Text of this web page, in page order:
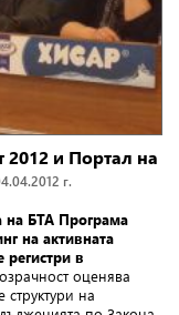
2012 и Портал на
г.
на БTA Програма
на активната
регистри в
оценява
на